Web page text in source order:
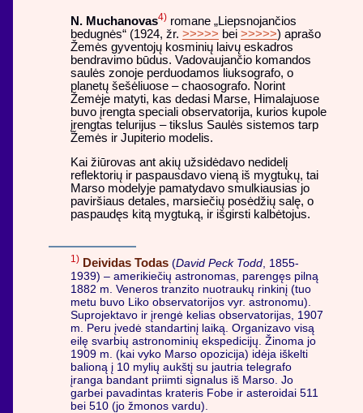
N. Muchanovas4) romane „Liepsnojančios
bedugnės“ (1924, žr. >>>>> bei >>>>>) aprašo
Žemės gyventojų kosminių laivų eskadros
bendravimo būdus. Vadovaujančio komandos
saulės zonoje perduodamos liuksografo, o
planetų šešėliuose – chaosografo. Norint
Žemėje matyti, kas dedasi Marse, Himalajuose
buvo įrengta speciali observatorija, kurios kupole
įrengtas telurijus – tikslus Saulės sistemos tarp
Žemės ir Jupiterio modelis.
Kai žiūrovas ant akių užsidėdavo nedidelį
reflektorių ir paspausdavo vieną iš mygtukų, tai
Marso modelyje pamatydavo smulkiausias jo
paviršiaus detales, marsiečių posėdžių salę, o
paspaudęs kitą mygtuką, ir išgirsti kalbėtojus.
1) Deividas Todas (David Peck Todd , 1855-
1939) – amerikiečių astronomas, parengęs pilną
1882 m. Veneros tranzito nuotraukų rinkinį (tuo
metu buvo Liko observatorijos vyr. astronomu).
Suprojektavo ir įrengė kelias observatorijas, 1907
m. Peru įvedė standartinį laiką. Organizavo visą
eilę svarbių astronominių ekspedicijų. Žinoma jo
1909 m. (kai vyko Marso opozicija) idėja iškelti
balioną į 10 mylių aukštį su jautria telegrafo
įranga bandant priimti signalus iš Marso. Jo
garbei pavadintas krateris Fobe ir asteroidai 511
bei 510 (jo žmonos vardu).